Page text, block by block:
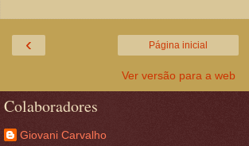
‹ Página inicial
Ver versão para a web
Colaboradores
Giovani Carvalho